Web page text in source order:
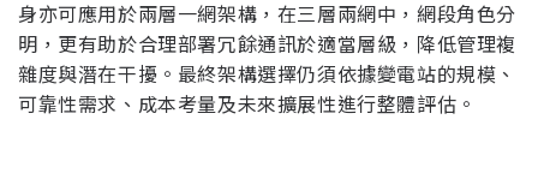
身亦可應用於兩層一網架構，在三層兩網中，網段角色分
明，更有助於合理部署冗餘通訊於適當層級，降低管理複
雜度與潛在干擾。最終架構選擇仍須依據變電站的規模、
可靠性需求、成本考量及未來擴展性進行整體評估。